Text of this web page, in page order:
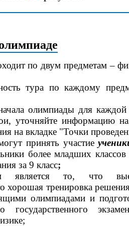
по двум предметам –
тура по каждому
олимпиады для каждой
уточняйте информацию на
на вкладке "Точки
принять участие
более младших классов
за 9 класс;
является то, что
хорошая тренировка
олимпиадами и
государственного